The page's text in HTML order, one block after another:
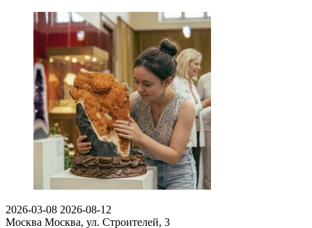
2026-03-08 2026-08-12
Москва Москва, ул. Строителей, 3